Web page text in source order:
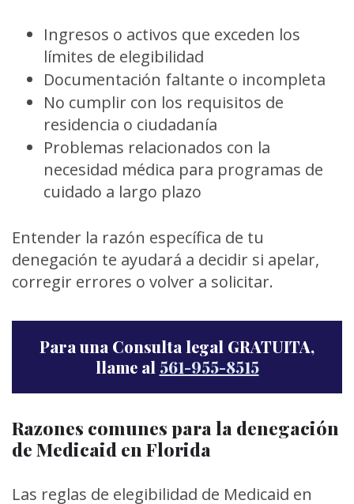
Ingresos o activos que exceden los
límites de elegibilidad
Documentación faltante o incompleta
No cumplir con los requisitos de
residencia o ciudadanía
Problemas relacionados con la
necesidad médica para programas de
cuidado a largo plazo
Entender la razón específica de tu
denegación te ayudará a decidir si apelar,
corregir errores o volver a solicitar.
Para una Consulta legal GRATUITA,
llame al 561-955-8515
Razones comunes para la denegación
de Medicaid en Florida
Las reglas de elegibilidad de Medicaid en